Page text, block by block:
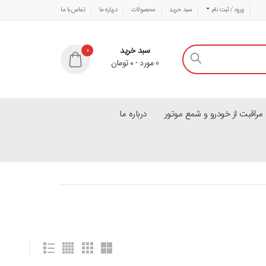
ورود / ثبت نام سبد خرید محصولات درباره ما تماس با ما
0
سبد خرید
0مورد-۰ تومان
از خودرو و شمع موتور درباره ما